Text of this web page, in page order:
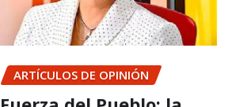
ARTÍCULOS DE OPINIÓN